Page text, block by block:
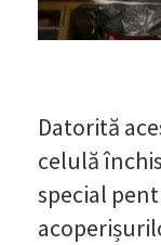
Datorită
celulă
special